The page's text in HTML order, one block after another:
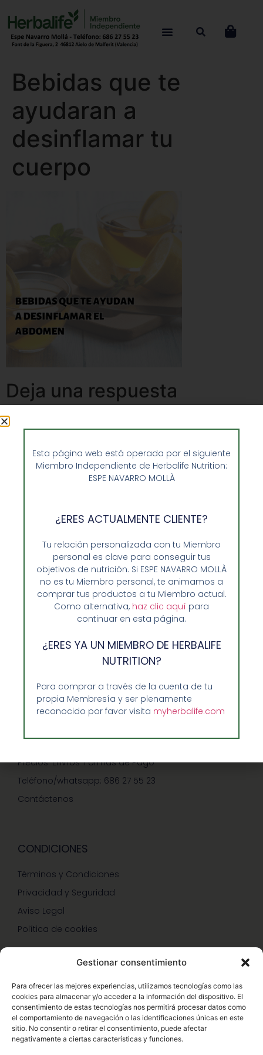
Gestionar consentimiento
Para ofrecer las mejores experiencias, utilizamos tecnologías como las
cookies para almacenar y/o acceder a la información del dispositivo. El
consentimiento de estas tecnologías nos permitirá procesar datos como
el comportamiento de navegación o las identificaciones únicas en este
sitio. No consentir o retirar el consentimiento, puede afectar
negativamente a ciertas características y funciones.
Bebidas que te
ayudaran a
desinflamar tu
cuerpo
Deja una respuesta
Lo siento, debes estar
comentario.
Sobre Nosotros y Herbalife
Ventajas de Comprar en Enformaherbal.com
GUIA RAPIDA Y AYUDA
Precios-Envíos-Formas de Pago
Teléfono/whatsapp: 686 27 55 23
Contáctenos
CONDICIONES
Términos y Condiciones
Privacidad y Seguridad
Aviso Legal
Política de cookies
Hazte Miembro Herbalife
Consulta Nutrición Gratis
Descuentos Vip Herbalife
Esta página web está operada por el siguiente
Miembro Independiente de Herbalife Nutrition:
ESPE NAVARRO MOLLÀ
¿ERES ACTUALMENTE CLIENTE?
Tu relación personalizada con tu Miembro
personal es clave para conseguir tus
objetivos de nutrición. Si ESPE NAVARRO MOLLÀ
no es tu Miembro personal, te animamos a
comprar tus productos a tu Miembro actual.
Como alternativa, haz clic aquí para
continuar en esta página.
¿ERES YA UN MIEMBRO DE HERBALIFE
NUTRITION?
Para comprar a través de la cuenta de tu
propia Membresía y ser plenamente
reconocido por favor visita myherbalife.com